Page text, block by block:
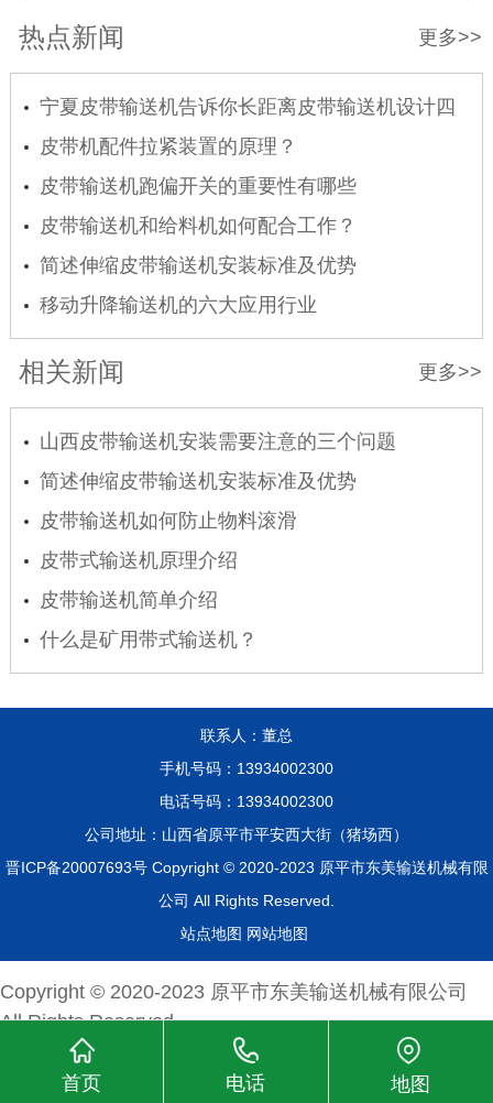
更多>>
热点新闻
宁夏皮带输送机告诉你长距离皮带输送机设计四
要点皮带机配件拉紧装置的原理？
皮带输送机跑偏开关的重要性有哪些
皮带输送机和给料机如何配合工作？
简述伸缩皮带输送机安装标准及优势
移动升降输送机的六大应用行业
更多>>
相关新闻
山西皮带输送机安装需要注意的三个问题
简述伸缩皮带输送机安装标准及优势
皮带输送机如何防止物料滚滑
皮带式输送机原理介绍
皮带输送机简单介绍
什么是矿用带式输送机？
联系人：董总
手机号码：13934002300
电话号码：13934002300
公司地址：山西省原平市平安西大街（猪场西）
晋ICP备20007693号Copyright © 2020-2023 原平市东美输送机械有限
公司 All Rights Reserved.
站点地图 网站地图
首页 电话 地图
Copyright © 2020-2023 原平市东美输送机械有限公司
All Rights Reserved.